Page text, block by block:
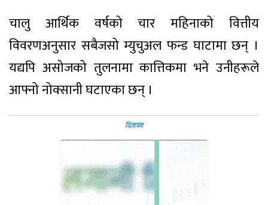
चालु आर्थिक वर्षको चार महिनाको वित्तीय
विवरणअनुसार सबैजसो म्युचुअल फन्ड घाटामा छन् ।
यद्यपि असोजको तुलनामा कात्तिकमा भने उनीहरूले
आफ्नो नोक्सानी घटाएका छन् ।